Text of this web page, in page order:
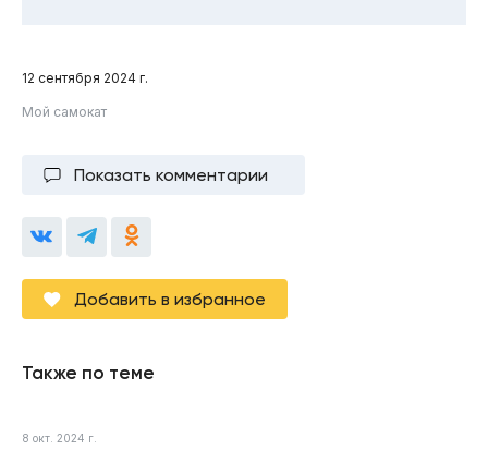
12 сентября 2024 г.
Мой самокат
Показать комментарии
Добавить в избранное
Также по теме
8 окт. 2024 г.